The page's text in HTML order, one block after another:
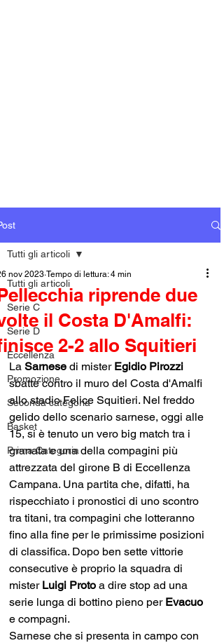
Tutti gli articoli
Serie C
Serie D
Eccellenza
Promozione
Seconda categoria
Basket
Prima Categoria
Tutti gli articoli
riprende due
il Costa D'Amalfi:
2-2 allo Squitieri
nov 2023 Tempo di lettura: 4 min
La Sarnese di mister Egidio Pirozzi
sbatte contro il muro del Costa d'Amalfi
allo stadio Felice Squitieri. Nel freddo
gelido dello scenario sarnese, oggi alle
15, si è tenuto un vero big match tra i
granata e una della compagini più
attrezzata del girone B di Eccellenza
Campana. Una partita che, difatti, ha
rispecchiato i pronostici di uno scontro
tra titani, tra compagini che lotteranno
fino alla fine per le primissime posizioni
di classifica. Dopo ben sette vittorie
consecutive è proprio la squadra di
mister Luigi Proto a dire stop ad una
serie lunga di bottino pieno per Evacuo
e compagni.
Sarnese che si presenta in campo con